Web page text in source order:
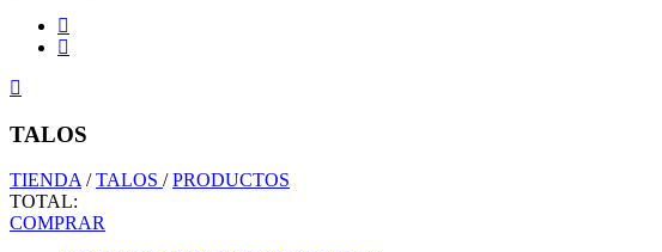
TALOS
TIENDA/TALOS /PRODUCTOS
TOTAL:
COMPRAR